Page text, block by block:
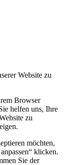
Website zu
Browser
helfen uns, Ihre
zu
möchten,
klicken.
Sie der